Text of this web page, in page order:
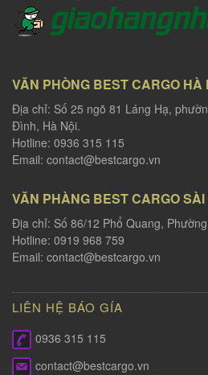
VĂN PHÒNG BEST CARGO HÀ
Địa chỉ: Số 25 ngõ 81 Láng Hạ,
Đình, Hà Nội.
Hotline: 0936 315 115
Email: contact@bestcargo.vn
VĂN PHÀNG BEST CARGO SÀI
Địa chỉ: Số 86/12 Phổ Quang,
Hotline: 0919 968 759
Email: contact@bestcargo.vn
LIÊN HỆ BÁO GÍA
0936 315 115
contact@bestcargo.vn